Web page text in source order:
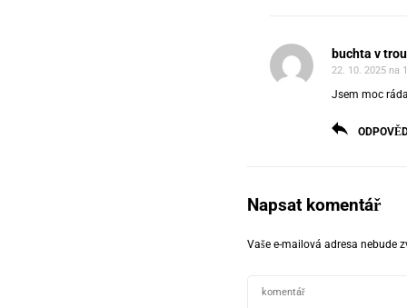
buchta v
22. 10. 2025 na
Jsem moc
Napsat komentář
Vaše e-mailová adresa nebude